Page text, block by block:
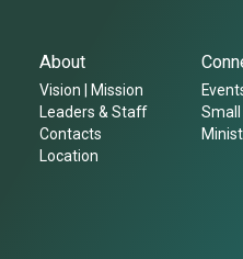
About
Vision | Mission
Leaders & Staff
Contacts
Location
Small